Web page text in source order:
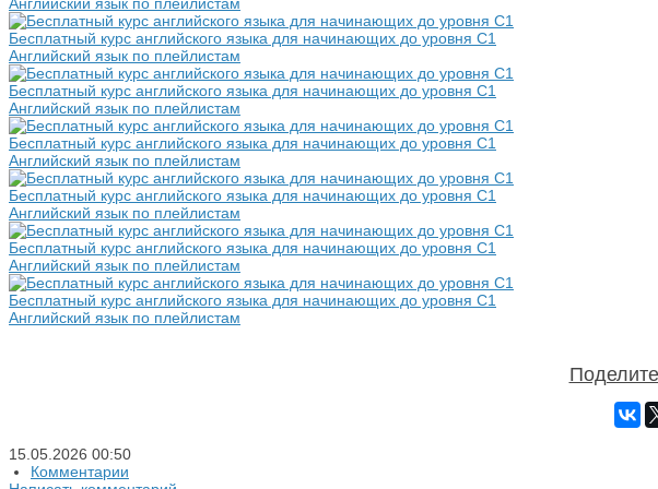
Бесплатный курс английского языка для начинающих до уровня С1
Английский язык по плейлистам
Бесплатный курс английского языка для начинающих до уровня С1
Английский язык по плейлистам
Бесплатный курс английского языка для начинающих до уровня С1
Английский язык по плейлистам
Бесплатный курс английского языка для начинающих до уровня С1
Английский язык по плейлистам
Бесплатный курс английского языка для начинающих до уровня С1
Английский язык по плейлистам
Бесплатный курс английского языка для начинающих до уровня С1
Английский язык по плейлистам
15.05.2026 00:50
Комментарии